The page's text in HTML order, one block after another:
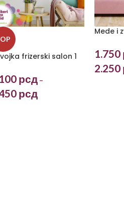
frizerski salon 1
рсд –
рсд
Mede i
1.750
2.250